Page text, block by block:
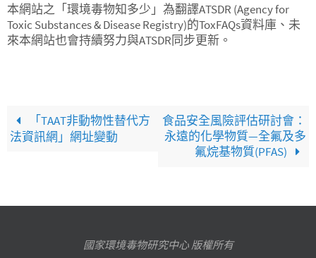
本網站之「環境毒物知多少」為翻譯ATSDR (Agency for
Toxic Substances & Disease Registry)的ToxFAQs資料庫、未
來本網站也會持續努力與ATSDR同步更新。
「TAAT非動物性替代方
法資訊網」網址變動
食品安全風險評估研討會：
永遠的化學物質—全氟及多
氟烷基物質(PFAS)
國家環境毒物研究中心 版權所有